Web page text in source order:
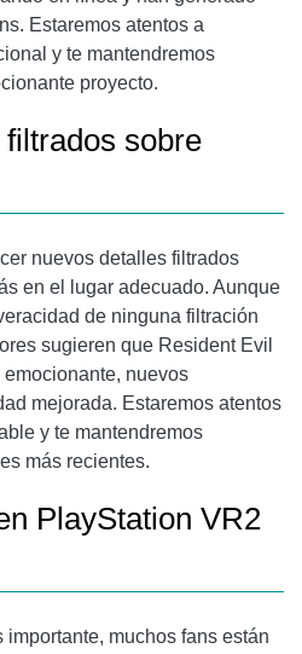
Estaremos atentos a
y te mantendremos
proyecto.
sobre
nuevos detalles filtrados
en el lugar adecuado. Aunque
de ninguna filtración
sugieren que Resident Evil
nuevos
mejorada. Estaremos atentos
y te mantendremos
más recientes.
PlayStation VR2
importante, muchos fans están